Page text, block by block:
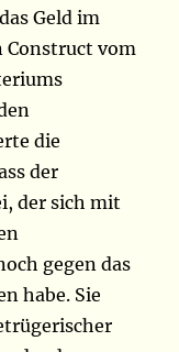
Geld im
Construct vom
die
der
der sich mit
gegen das
habe. Sie